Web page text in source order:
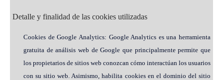
Detalle y finalidad de las cookies utilizadas
Cookies de Google Analytics: Google Analytics es una herramienta
gratuita de análisis web de Google que principalmente permite que
los propietarios de sitios web conozcan cómo interactúan los usuarios
con su sitio web. Asimismo, habilita cookies en el dominio del sitio